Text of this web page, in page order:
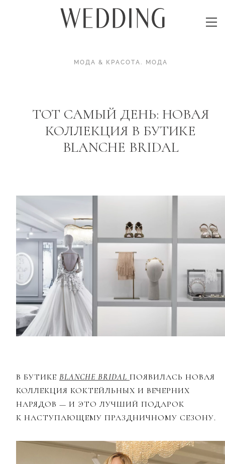
МОДА & КРАСОТА. МОДА
ТОТ САМЫЙ ДЕНЬ: НОВАЯ
КОЛЛЕКЦИЯ В БУТИКЕ
BLANCHE BRIDAL
В БУТИКЕ BLANCHE BRIDAL ПОЯВИЛАСЬ НОВАЯ
КОЛЛЕКЦИЯ КОКТЕЙЛЬНЫХ И ВЕЧЕРНИХ
НАРЯДОВ — И ЭТО ЛУЧШИЙ ПОДАРОК
К НАСТУПАЮЩЕМУ ПРАЗДНИЧНОМУ СЕЗОНУ.